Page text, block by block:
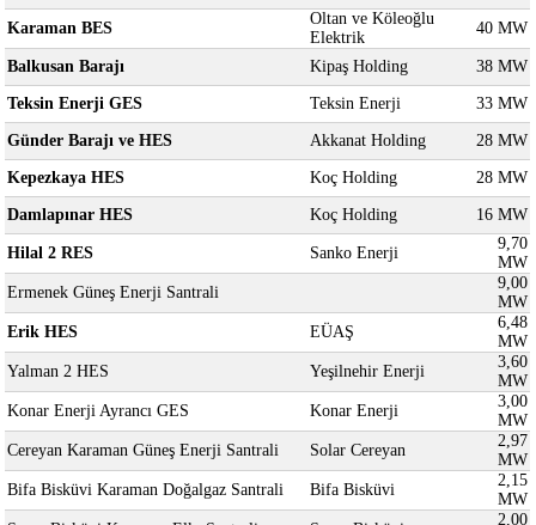
Karaman BES
Oltan ve Köleoğlu
Elektrik
40 MW
Balkusan Barajı Kipaş Holding 38 MW
Teksin Enerji GES Teksin Enerji 33 MW
Günder Barajı ve HES Akkanat Holding 28 MW
Kepezkaya HES Koç Holding 28 MW
Damlapınar HES Koç Holding 16 MW
Hilal 2 RES Sanko Enerji
9,70
MW
Ermenek Güneş Enerji Santrali
9,00
MW
Erik HES
EÜAŞ
6,48
MW
Yalman 2 HES
Yeşilnehir Enerji
3,60
MW
Konar Enerji Ayrancı GES
Konar Enerji
3,00
MW
Cereyan Karaman Güneş Enerji Santrali
Solar Cereyan
2,97
MW
Bifa Bisküvi Karaman Doğalgaz Santrali
Bifa Bisküvi
2,15
MW
2,00